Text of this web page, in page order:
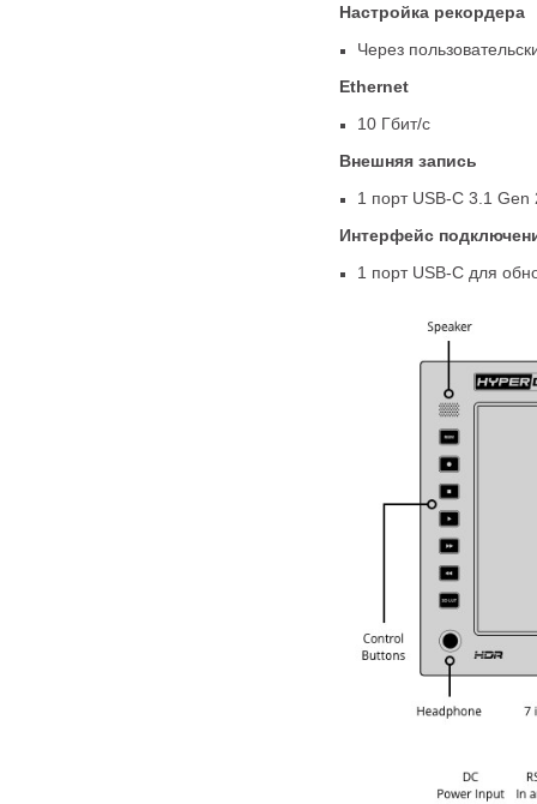
Настройка рекордера
Через
Ethernet
10 Гбит/с
Внешняя запись
1 порт USB-C 3.1 Gen
Интерфейс
1 порт USB-C для